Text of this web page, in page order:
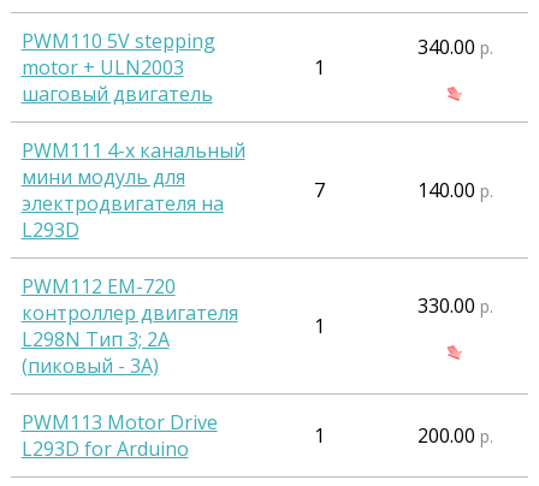
PWM110 5V stepping
motor + ULN2003
шаговый двигатель
1
340.00 р.
PWM111 4-х канальный
мини модуль для
электродвигателя на
L293D
7 140.00 р.
PWM112 EM-720
контроллер двигателя
L298N Тип 3; 2A
(пиковый - 3А)
1
330.00 р.
PWM113 Motor Drive
L293D for Arduino
1 200.00 р.